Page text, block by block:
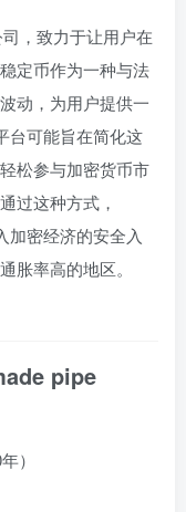
，致力于让用户在
定币作为一种与法
动，为用户提供一
台可能旨在简化这
松参与加密货币市
过这种方式，
加密经济的安全入
胀率高的地区。
pipe
）